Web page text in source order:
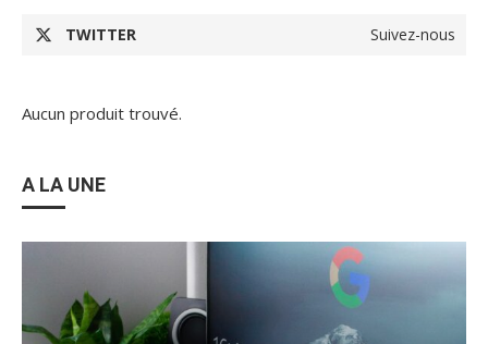
TWITTER Suivez-nous
Aucun produit trouvé.
A LA UNE